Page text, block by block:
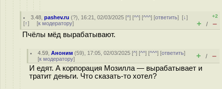
3.48 ,pashev.ru (?), 16:21, 02/03/2025 [^] [^^] [^^^] [ответить][↓]
[↑] [к модератору]
+2
+ / –
Пчёлы мёд вырабатывают.
4.59 ,Аноним (59), 17:05, 02/03/2025 [^] [^^] [^^^] [ответить]
[к модератору] + / –
И едят. А корпорация Мозилла — вырабатывает и
тратит деньги. Что сказать-то хотел?